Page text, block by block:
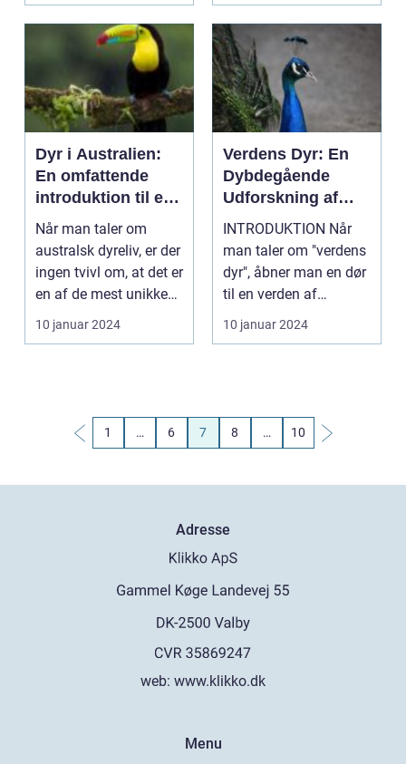
Dyr i Australien:
En omfattende
introduktion til en
unik dyreverden
Når man taler om
australsk dyreliv, er der
ingen tvivl om, at det er
en af de mest unikke
og fascine...
10 januar 2024
Verdens Dyr: En
Dybdegående
Udforskning af
Naturens Juveler
INTRODUKTION Når
man taler om "verdens
dyr", åbner man en dør
til en verden af
fascinerende kreatur...
10 januar 2024
1 … 6 7 8 … 10
Adresse
web: www.klikko.dk
Menu